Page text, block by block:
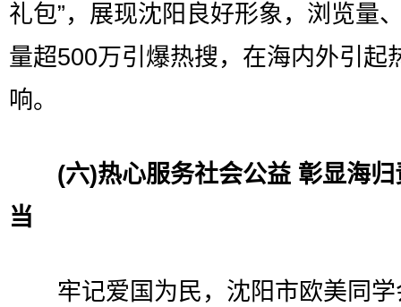
礼包”，展现沈阳良好形象，浏览量
量超500万引爆热搜，在海内外引起
响。
(六)热心服务社会公益 彰显海
当
牢记爱国为民，沈阳市欧美同学